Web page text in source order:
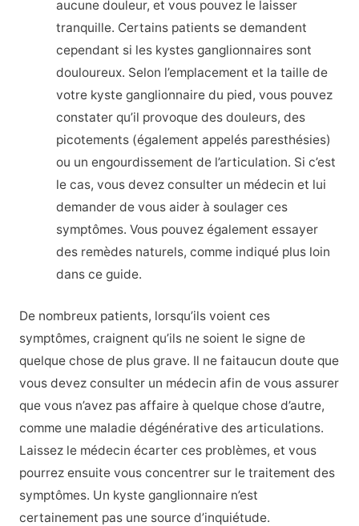
aucune douleur, et vous pouvez le laisser
tranquille. Certains patients se demandent
cependant si les kystes ganglionnaires sont
douloureux. Selon l’emplacement et la taille de
votre kyste ganglionnaire du pied, vous pouvez
constater qu’il provoque des douleurs, des
picotements (également appelés paresthésies)
ou un engourdissement de l’articulation. Si c’est
le cas, vous devez consulter un médecin et lui
demander de vous aider à soulager ces
symptômes. Vous pouvez également essayer
des remèdes naturels, comme indiqué plus loin
dans ce guide.
De nombreux patients, lorsqu’ils voient ces
symptômes, craignent qu’ils ne soient le signe de
quelque chose de plus grave. Il ne faitaucun doute que
vous devez consulter un médecin afin de vous assurer
que vous n’avez pas affaire à quelque chose d’autre,
comme une maladie dégénérative des articulations.
Laissez le médecin écarter ces problèmes, et vous
pourrez ensuite vous concentrer sur le traitement des
symptômes. Un kyste ganglionnaire n’est
certainement pas une source d’inquiétude.